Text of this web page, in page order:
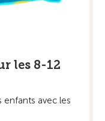
les 8-12
enfants avec les